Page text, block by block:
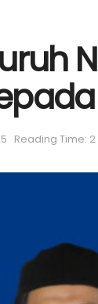
Reading Time: